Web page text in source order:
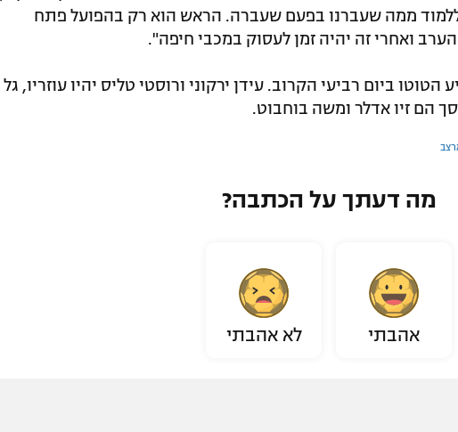
ממה שעברנו בפעם שעברה. הראש הוא רק בהפועל פתח
ביום רביעי הקרוב. עידן ירקוני ורוסטי טליס יהיו עוזריו, גל
הם זיו אדלר ומשה בוחבוט.
מה דעתך על הכתבה?
אהבתי לא אהבתי